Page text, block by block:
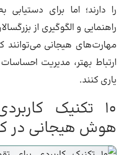
را دارند؛ اما برای دستیابی
راهنمایی و الگوگیری از
مهارت‌های هیجانی می‌توانند
ارتباط بهتر، مدیریت
یاری کنند.
۱۰ تکنیک
هوش هیجانی در